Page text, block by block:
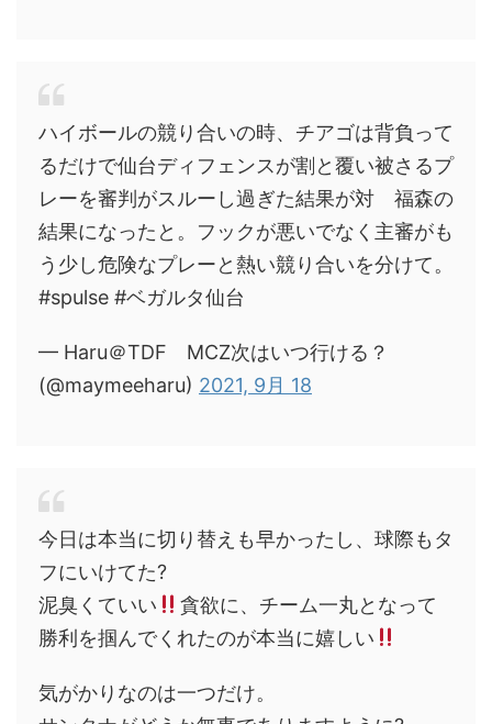
ハイボールの競り合いの時、チアゴは背負って
るだけで仙台ディフェンスが割と覆い被さるプ
レーを審判がスルーし過ぎた結果が対 福森の
結果になったと。フックが悪いでなく主審がも
う少し危険なプレーと熱い競り合いを分けて。
#spulse #ベガルタ仙台
— Haru＠TDF MCZ次はいつ行ける？
(@maymeeharu) 2021, 9月 18
今日は本当に切り替えも早かったし、球際もタ
フにいけてた?
泥臭くていい
貪欲に、チーム一丸となって
勝利を掴んでくれたのが本当に嬉しい
気がかりなのは一つだけ。